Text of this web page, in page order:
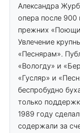
Александра
опера после 900
прежних
Увлечение
«Песнярам».
«Вологду» и
«Гусляр» и
беспробудно
только
1989 году
содержали за